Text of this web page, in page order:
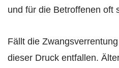
und für die Betroffenen oft
Fällt die
dieser Druck entfallen.